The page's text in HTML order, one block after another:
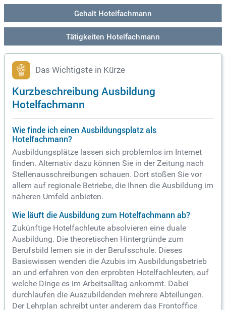
Gehalt Hotelfachmann
Tätigkeiten Hotelfachmann
Das Wichtigste in Kürze
Kurzbeschreibung Ausbildung
Hotelfachmann
Wie finde ich einen Ausbildungsplatz als
Hotelfachmann?
Ausbildungsplätze lassen sich problemlos im Internet
finden. Alternativ dazu können Sie in der Zeitung nach
Stellenausschreibungen schauen. Dort stoßen Sie vor
allem auf regionale Betriebe, die Ihnen die Ausbildung im
näheren Umfeld anbieten.
Wie läuft die Ausbildung zum Hotelfachmann ab?
Zukünftige Hotelfachleute absolvieren eine duale
Ausbildung. Die theoretischen Hintergründe zum
Berufsbild lernen sie in der Berufsschule. Dieses
Basiswissen wenden die Azubis im Ausbildungsbetrieb
an und erfahren von den erprobten Hotelfachleuten, auf
welche Dinge es im Arbeitsalltag ankommt. Dabei
durchlaufen die Auszubildenden mehrere Abteilungen.
Der Lehrplan schreibt unter anderem das Frontoffice